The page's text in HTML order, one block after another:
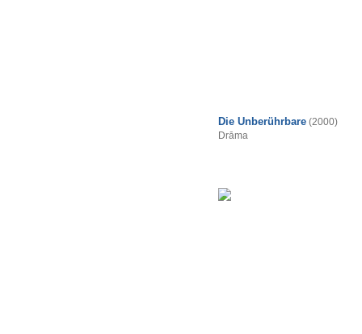
Die Unberührbare (2000)
Drāma